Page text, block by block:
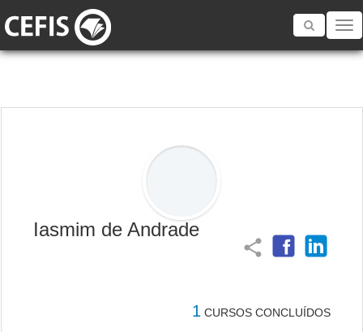
Toggle
Iasmim de Andrade
share
1 CURSOS CONCLUÍDOS